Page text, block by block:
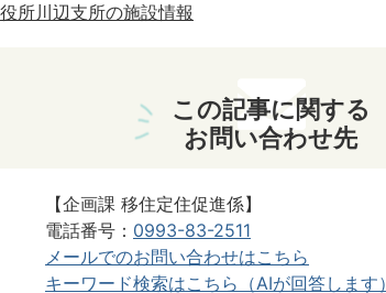
所川辺支所の施設情報
この記事に関する
お問い合わせ先
【企画課 移住定住促進係】
電話番号： 0993-83-2511
メールでのお問い合わせはこちら
キーワード検索はこちら（AIが回答します）